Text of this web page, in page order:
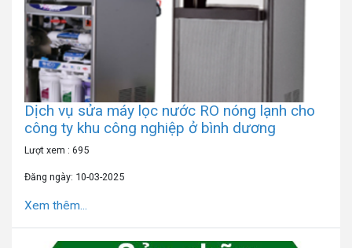
Dịch vụ sửa máy lọc nước RO nóng lạnh cho
công ty khu công nghiệp ở bình dương
Lượt xem : 695
Đăng ngày: 10-03-2025
Xem thêm...